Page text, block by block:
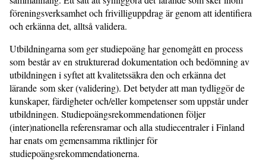
föreningsverksamhet och frivilliguppdrag är genom att identifiera
och erkänna det, alltså validera.
Utbildningarna som ger studiepoäng har genomgått en process
som består av en strukturerad dokumentation och bedömning av
utbildningen i syftet att kvalitetssäkra den och erkänna det
lärande som sker (validering). Det betyder att man tydliggör de
kunskaper, färdigheter och/eller kompetenser som uppstår under
utbildningen. Studiepoängsrekommendationen följer
(inter)nationella referensramar och alla studiecentraler i Finland
har enats om gemensamma riktlinjer för
studiepoängsrekommendationerna.